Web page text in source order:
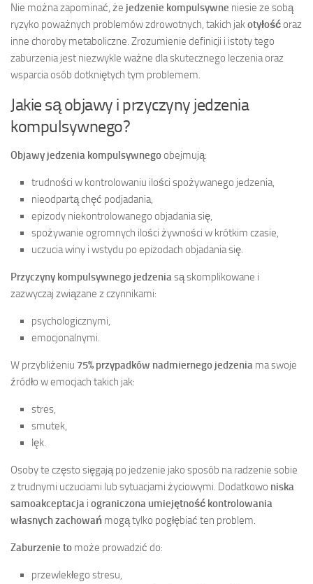
Nie można zapominać, że jedzenie kompulsywne niesie ze sobą
ryzyko poważnych problemów zdrowotnych, takich jakotyłośćoraz
inne choroby metaboliczne. Zrozumienie definicji i istoty tego
zaburzenia jest niezwykle ważne dla skutecznego leczenia oraz
wsparcia osób dotkniętych tym problemem.
Jakie są objawy i przyczyny jedzenia
kompulsywnego?
Objawy jedzenia kompulsywnegoobejmują:
trudności w kontrolowaniu ilości spożywanego jedzenia,
nieodpartą chęć podjadania,
epizody niekontrolowanego objadania się,
spożywanie ogromnych ilości żywności w krótkim czasie,
uczucia winy i wstydu po epizodach objadania się.
Przyczyny kompulsywnego jedzenia są skomplikowane i
zazwyczaj związane z czynnikami:
psychologicznymi,
emocjonalnymi.
W przybliżeniu 75% przypadków nadmiernego jedzenia ma swoje
źródło w emocjach takich jak:
stres,
smutek,
lęk.
Osoby te często sięgają po jedzenie jako sposób na radzenie sobie
z trudnymi uczuciami lub sytuacjami życiowymi. Dodatkowo niska
samoakceptacja i ograniczona umiejętność kontrolowania
własnych zachowań mogą tylko pogłębiać ten problem.
Zaburzenie to może prowadzić do:
przewlekłego stresu,